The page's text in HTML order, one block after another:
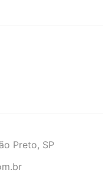
Preto, SP